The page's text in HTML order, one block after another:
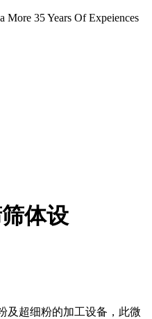
More 35 Years Of Expeiences
体设
及超细粉的加工设备，此微